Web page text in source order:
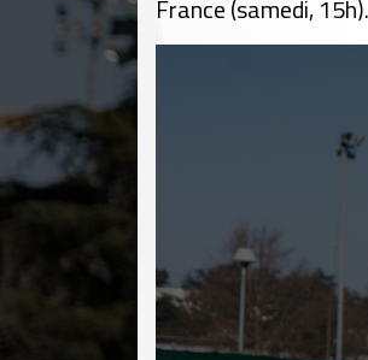
France (samedi,